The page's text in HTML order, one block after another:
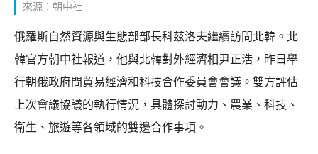
來源：朝中社
俄羅斯自然資源與生態部部長科茲洛夫繼續訪問北韓。北
韓官方朝中社報道，他與北韓對外經濟相尹正浩，昨日舉
行朝俄政府間貿易經濟和科技合作委員會會議。雙方評估
上次會議協議的執行情況，具體探討動力、農業、科技、
衛生、旅遊等各領域的雙邊合作事項。